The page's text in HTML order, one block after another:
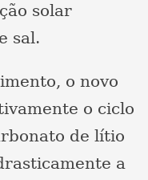
solar
sal.
o novo
o ciclo
de lítio
a